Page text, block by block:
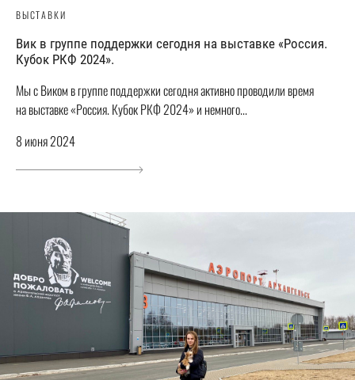
ВЫСТАВКИ
Вик в группе поддержки сегодня на выставке «Россия.
Кубок РКФ 2024».
Мы с Виком в группе поддержки сегодня активно проводили время
на выставке «Россия. Кубок РКФ 2024» и немного...
8 июня 2024